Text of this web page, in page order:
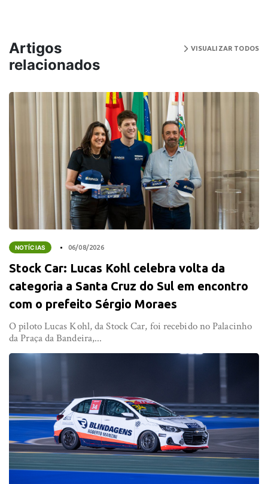
Artigos
relacionados
VISUALIZAR TODOS
NOTÍCIAS 06/08/2026
Stock Car: Lucas Kohl celebra volta da
categoria a Santa Cruz do Sul em encontro
com o prefeito Sérgio Moraes
O piloto Lucas Kohl, da Stock Car, foi recebido no Palacinho
da Praça da Bandeira,...